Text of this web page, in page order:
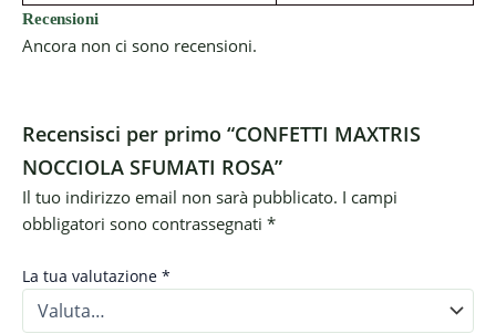
Recensioni
Ancora non ci sono recensioni.
Recensisci per primo “CONFETTI MAXTRIS
NOCCIOLA SFUMATI ROSA”
Il tuo indirizzo email non sarà pubblicato. I campi
obbligatori sono contrassegnati *
La tua valutazione *